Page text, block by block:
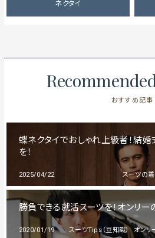
ネクタイ
おすすめ記事
蝶ネクタイでおしゃれ上級者！結
を！
2025/04/22 スーツの着
勝負できる就活スーツを！オンリー
2020/01/19 オンリ
スーツTips（豆知識）